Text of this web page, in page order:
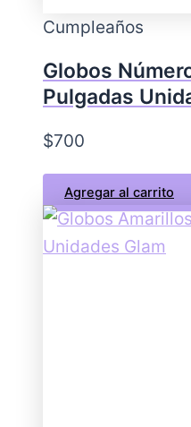
Cumpleaños
Globos
Pulgadas
$700
Agregar al carrito